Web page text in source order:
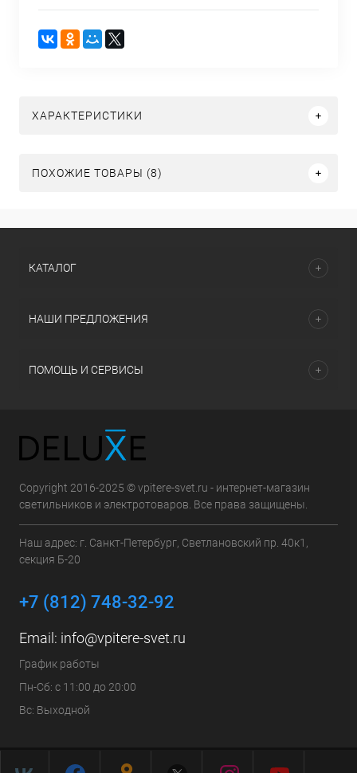
ХАРАКТЕРИСТИКИ
ПОХОЖИЕ ТОВАРЫ (8)
КАТАЛОГ
НАШИ ПРЕДЛОЖЕНИЯ
ПОМОЩЬ И СЕРВИСЫ
Copyright 2016-2025 © vpitere-svet.ru - интернет-магазин
светильников и электротоваров. Все права защищены.
Наш адрес: г. Санкт-Петербург, Светлановский пр. 40к1,
секция Б-20
+7 (812) 748-32-92
Email: info@vpitere-svet.ru
График работы
Пн-Сб: с 11:00 до 20:00
Вс: Выходной